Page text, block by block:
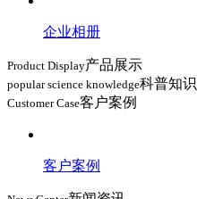
企业相册
Product Display产品展示
popular science knowledge科普知识
Customer Case客户案例
客户案例